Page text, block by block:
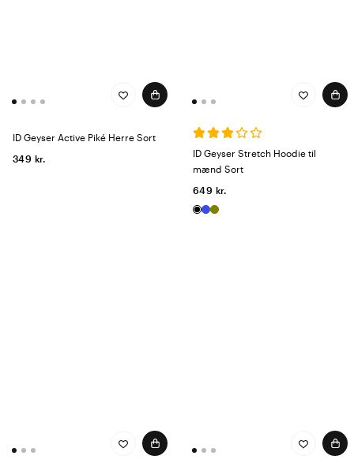
ID Geyser Active Piké Herre Sort
349 kr.
ID Geyser Stretch Hoodie til
mænd Sort
649 kr.